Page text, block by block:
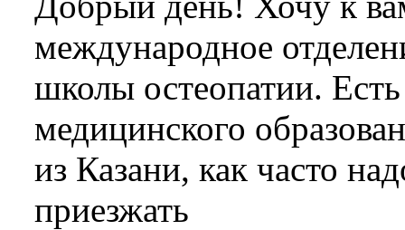
международное
школы остеопатии.
медицинского
из Казани, как часто
приезжать